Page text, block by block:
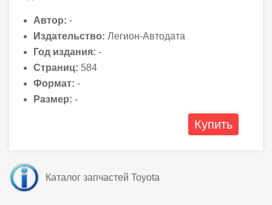
Автор: -
Издательство: Легион-Автодата
Год издания: -
Страниц: 584
Формат: -
Размер: -
Купить
Каталог запчастей Toyota